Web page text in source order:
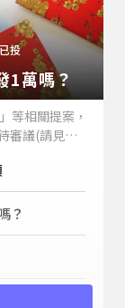
投
1萬嗎？
等相關提案，
審議(請見下
？